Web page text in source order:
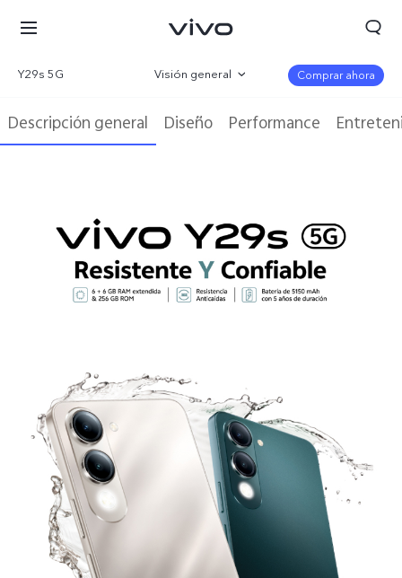
Y29s 5G Visión general
Galería
Comprar ahora
Descripción general Diseño Performance